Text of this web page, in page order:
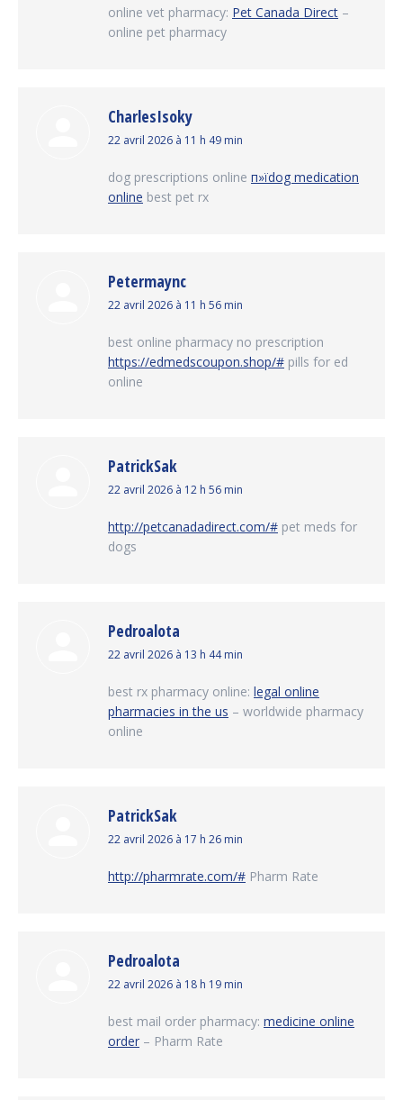
online vet pharmacy: Pet Canada Direct –
online pet pharmacy
CharlesIsoky
dit
22 avril 2026 à 11 h 49 min
dog prescriptions online п»їdog medication
online best pet rx
Petermaync
dit
22 avril 2026 à 11 h 56 min
best online pharmacy no prescription
https://edmedscoupon.shop/# pills for ed
online
PatrickSak
dit
22 avril 2026 à 12 h 56 min
http://petcanadadirect.com/# pet meds for
dogs
Pedroalota
dit
22 avril 2026 à 13 h 44 min
best rx pharmacy online: legal online
pharmacies in the us – worldwide pharmacy
online
PatrickSak
dit
22 avril 2026 à 17 h 26 min
http://pharmrate.com/# Pharm Rate
Pedroalota
dit
22 avril 2026 à 18 h 19 min
best mail order pharmacy: medicine online
order – Pharm Rate